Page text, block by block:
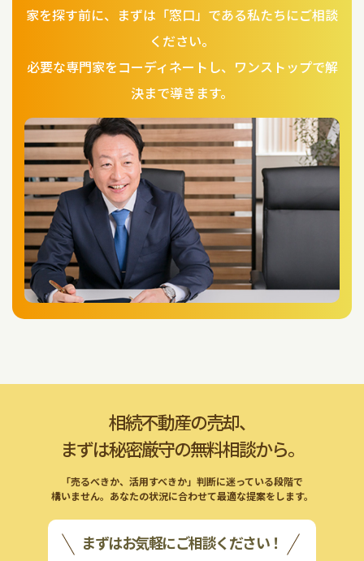
家を探す前に、まずは「窓口」である私たちにご相談
ください。
必要な専門家をコーディネートし、ワンストップで解
決まで導きます。
相続不動産の売却、
まずは秘密厳守の無料相談から。
「売るべきか、活用すべきか」判断に迷っている段階で
構いません。あなたの状況に合わせて最適な提案をします。
まずはお気軽にご相談ください！